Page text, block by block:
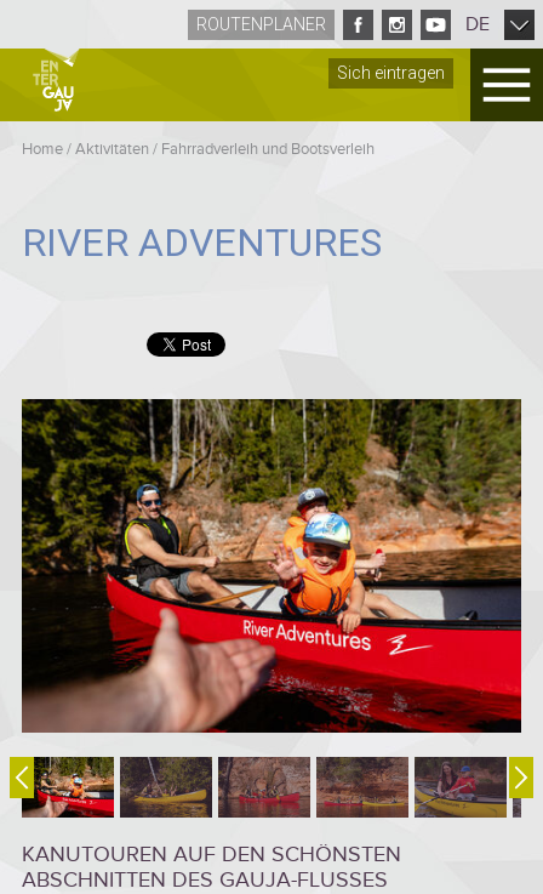
Sich eintragen
ROUTENPLANER DE
Home/Aktivitäten / Fahrradverleih und Bootsverleih
RIVER ADVENTURES
KANUTOUREN AUF DEN SCHÖNSTEN
ABSCHNITTEN DES GAUJA-FLUSSES